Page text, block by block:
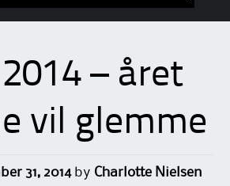
– året
vil glemme
31, 2014by Charlotte Nielsen